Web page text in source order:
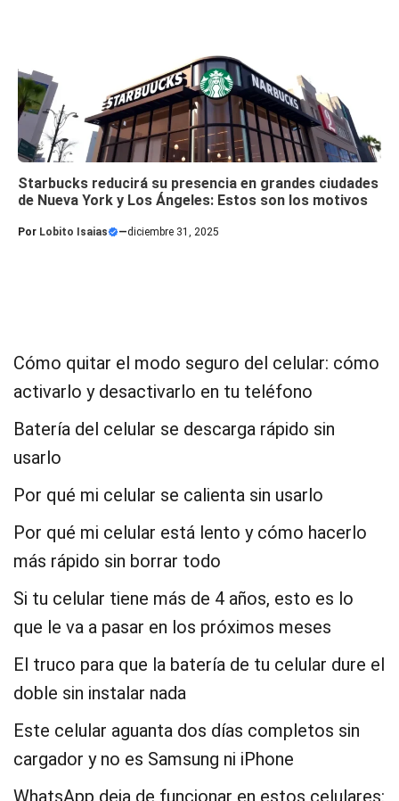
Starbucks reducirá su presencia en grandes ciudades
de Nueva York y Los Ángeles: Estos son los motivos
Por Lobito Isaias —diciembre 31, 2025
Cómo quitar el modo seguro del celular: cómo
activarlo y desactivarlo en tu teléfono
Batería del celular se descarga rápido sin
usarlo
Por qué mi celular se calienta sin usarlo
Por qué mi celular está lento y cómo hacerlo
más rápido sin borrar todo
Si tu celular tiene más de 4 años, esto es lo
que le va a pasar en los próximos meses
El truco para que la batería de tu celular dure el
doble sin instalar nada
Este celular aguanta dos días completos sin
cargador y no es Samsung ni iPhone
WhatsApp deja de funcionar en estos celulares: